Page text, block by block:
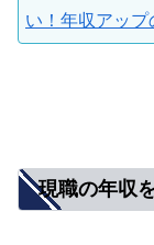
い！年収アップ
現職の年収